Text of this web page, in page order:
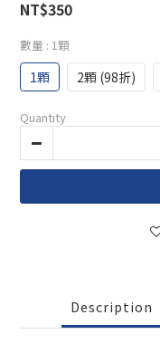
NT$350
數量 : 1顆
1顆 2顆 (98折)
Quantity
Description